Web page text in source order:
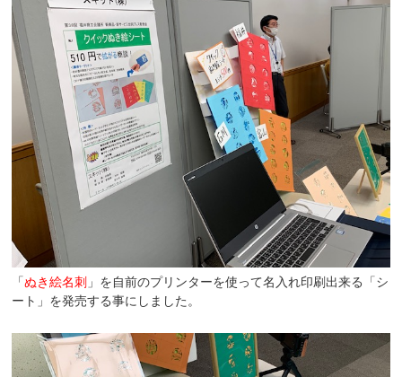
「ぬき絵名刺 」を自前のプリンターを使って名入れ印刷出来る「シ
ート」を発売する事にしました。